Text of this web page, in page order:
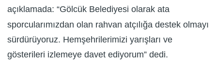
açıklamada: “Gölcük Belediyesi olarak ata
sporcularımızdan olan rahvan atçılığa destek olmayı
sürdürüyoruz. Hemşehrilerimizi yarışları ve
gösterileri izlemeye davet ediyorum” dedi.